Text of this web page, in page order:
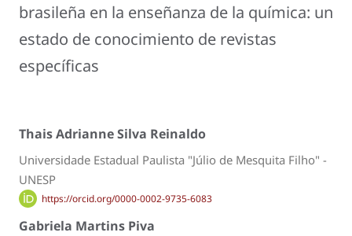
brasileña en la enseñanza de la química: un
estado de conocimiento de revistas
específicas
Thais Adrianne Silva Reinaldo
Universidade Estadual Paulista "Júlio de Mesquita Filho" -
UNESP
https://orcid.org/0000-0002-9735-6083
Gabriela Martins Piva